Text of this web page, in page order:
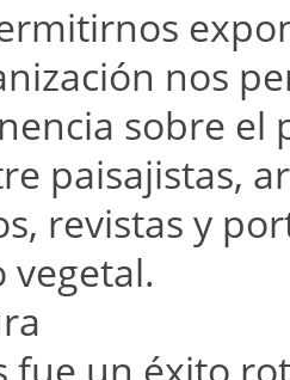
nos
sobre el
paisajistas,
revistas y